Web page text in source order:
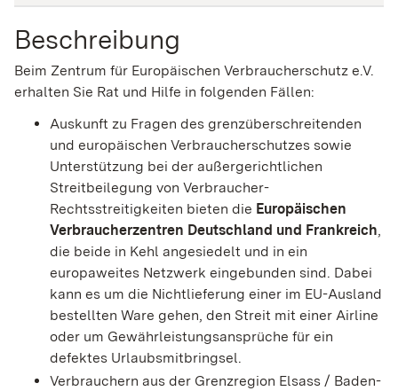
Beschreibung
Beim Zentrum für Europäischen Verbraucherschutz e.V.
erhalten Sie Rat und Hilfe in folgenden Fällen:
Auskunft zu Fragen des grenzüberschreitenden
und europäischen Verbraucherschutzes sowie
Unterstützung bei der außergerichtlichen
Streitbeilegung von Verbraucher-
Rechtsstreitigkeiten bieten die Europäischen
Verbraucherzentren Deutschland und Frankreich,
die beide in Kehl angesiedelt und in ein
europaweites Netzwerk eingebunden sind. Dabei
kann es um die Nichtlieferung einer im EU-Ausland
bestellten Ware gehen, den Streit mit einer Airline
oder um Gewährleistungsansprüche für ein
defektes Urlaubsmitbringsel.
Verbrauchern aus der Grenzregion Elsass / Baden-